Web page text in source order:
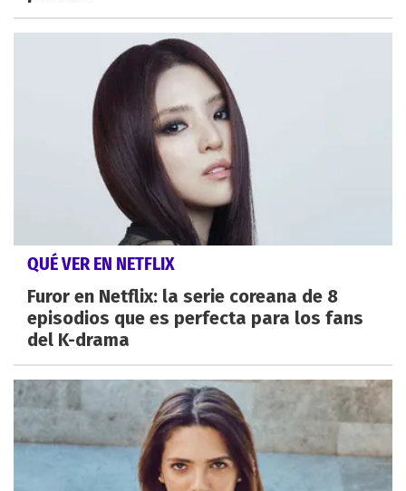
QUÉ VER EN NETFLIX
Furor en Netflix: la serie coreana de 8
episodios que es perfecta para los fans
del K-drama